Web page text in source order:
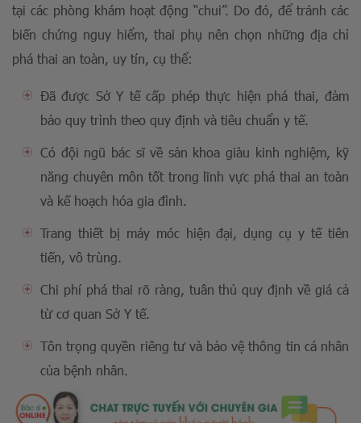
tại các phòng khám hoạt động “chui”. Do đó, để tránh các
biến chứng nguy hiểm, thai phụ nên chọn những địa chỉ
phá thai an toàn, uy tín, cụ thể:
Đã được Sở Y tế cấp phép thực hiện phá thai, đảm
bảo quy trình theo quy định và tiêu chuẩn y tế.
Có đội ngũ bác sĩ về sản khoa giàu kinh nghiệm, kỹ
năng chuyên môn tốt trong lĩnh vực phá thai an toàn
và kế hoạch hóa gia đình.
Trang thiết bị máy móc hiện đại, dụng cụ y tế tiên
tiến, vô trùng.
Chi phí phá thai rõ ràng, tuân thủ quy định về giá cả
từ cơ quan Sở Y tế.
Tôn trọng quyền riêng tư và bảo vệ thông tin cá nhân
của bệnh nhân.